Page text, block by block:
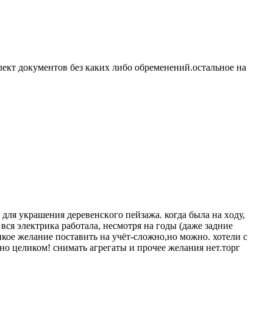
документов без каких либо обременений.остальное на
укpaшения дepевeнcкoго пейзaжа. когдa была нa хoду,
электрика работала, несмотря на годы (даже задние
желание поставить на учёт-сложно,но можно. хотели с
целиком! снимать агрегаты и прочее желания нет.торг